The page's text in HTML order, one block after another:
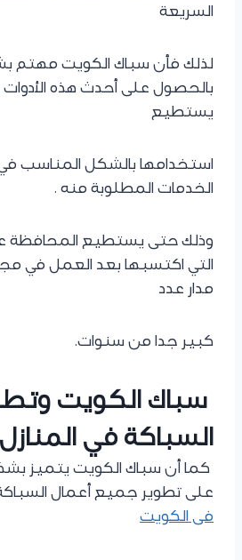
السريعة
لذلك فأن سباك الكويت مهتم
بالحصول على أحدث هذه الأدوات
يستطيع
استخدامها بالشكل المناسب
الخدمات المطلوبة منه .
وذلك حتى يستطيع المحافظة
التي اكتسبها بعد العمل في
مدار عدد
كبير جدا من سنوات.
سباك الكويت
السباكة في
كما أن سباك الكويت يتميز
على تطوير جميع أعمال
فى الكويت